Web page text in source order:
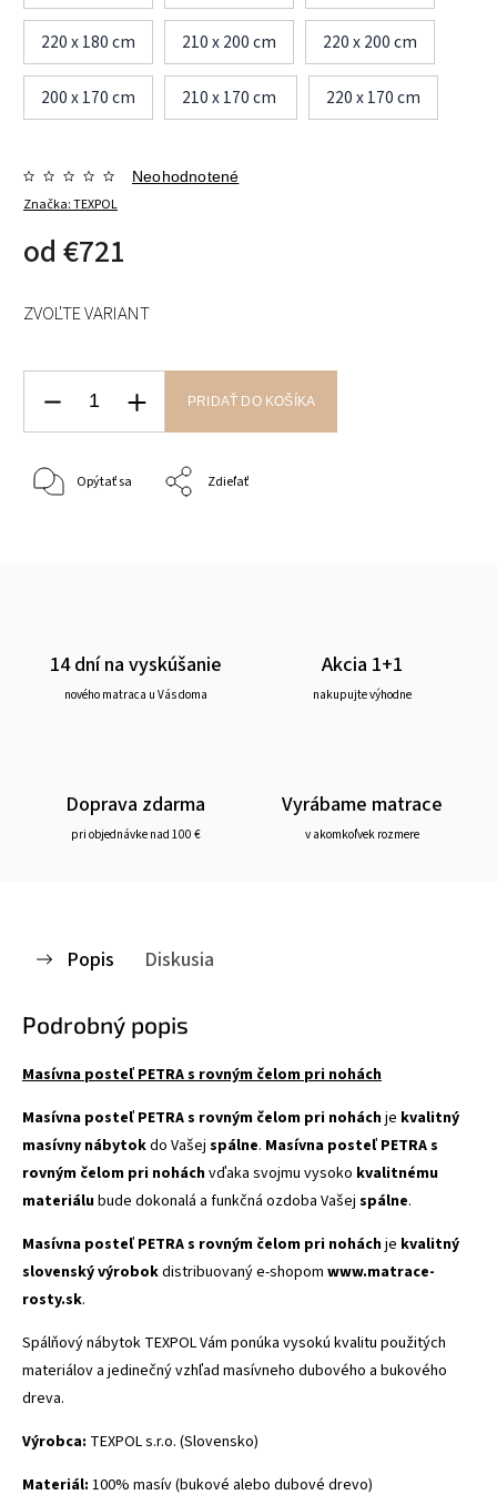
220 x 180 cm 210 x 200 cm 220 x 200 cm
200 x 170 cm 210 x 170 cm 220 x 170 cm
Značka:TEXPOL
Neohodnotené
od €721
ZVOĽTE VARIANT
PRIDAŤ DO KOŠÍKA
Opýtať sa Zdieľať
14 dní na vyskúšanie
nového matraca u Vás doma
Akcia 1+1
nakupujte výhodne
Doprava zdarma
pri objednávke nad 100 €
Vyrábame matrace
v akomkoľvek rozmere
Popis Diskusia
Podrobný popis
Masívna posteľ PETRA s rovným čelom pri nohách
Masívna posteľ PETRA s rovným čelom pri noháchje kvalitný
masívny nábytokdo Vašej spálne. Masívna posteľ PETRA s
rovným čelom pri noháchvďaka svojmu vysoko kvalitnému
materiálubude dokonalá a funkčná ozdoba Vašej spálne.
Masívna posteľ PETRA s rovným čelom pri noháchje kvalitný
slovenský výrobokdistribuovaný e-shopom www.matrace-
rosty.sk.
Spálňový nábytok TEXPOL Vám ponúka vysokú kvalitu použitých
materiálov a jedinečný vzhľad masívneho dubového a bukového
dreva.
Výrobca: TEXPOL s.r.o. (Slovensko)
Materiál: 100% masív (bukové alebo dubové drevo)